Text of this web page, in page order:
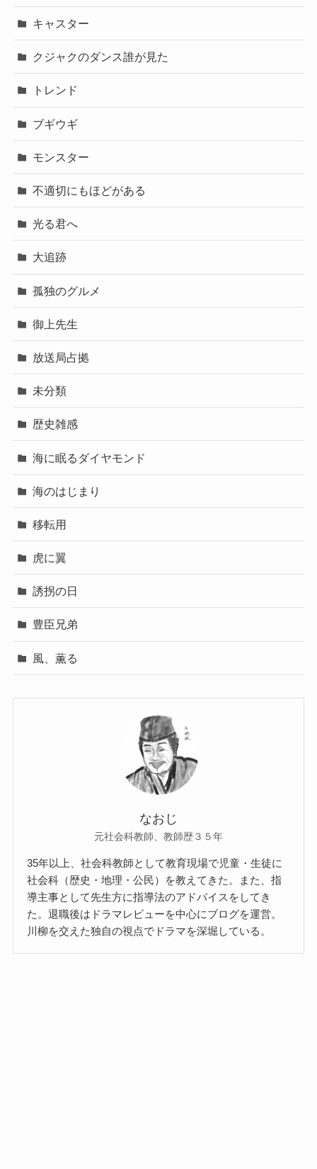
キャスター
クジャクのダンス誰が見た
トレンド
ブギウギ
モンスター
不適切にもほどがある
光る君へ
大追跡
孤独のグルメ
御上先生
放送局占拠
未分類
歴史雑感
海に眠るダイヤモンド
海のはじまり
移転用
虎に翼
誘拐の日
豊臣兄弟
風、薫る
なおじ
元社会科教師、教師歴３５年
35年以上、社会科教師として教育現場で児童・生徒に
社会科（歴史・地理・公民）を教えてきた。また、指
導主事として先生方に指導法のアドバイスをしてき
た。退職後はドラマレビューを中心にブログを運営。
川柳を交えた独自の視点でドラマを深堀している。